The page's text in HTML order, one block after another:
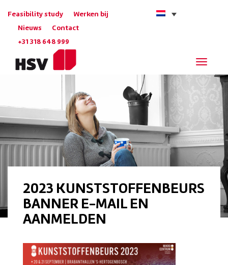
Feasibility study Werken bij
Nieuws Contact
+31 318 648 999
2023 KUNSTSTOFFENBEURS
BANNER E-MAIL EN
AANMELDEN